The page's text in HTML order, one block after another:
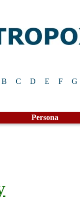
B C D E F G
Persona